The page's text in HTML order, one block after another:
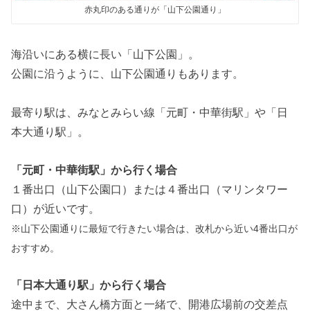
赤丸印のある通りが「山下公園通り」
海沿いにある横に長い「山下公園」。
公園に沿うように、山下公園通りもあります。
最寄り駅は、みなとみらい線「元町・中華街駅」や「日
本大通り駅」。
「元町・中華街駅」から行く場合
１番出口（山下公園口）または４番出口（マリンタワー
口）が近いです。
※山下公園通りに最短で行きたい場合は、改札から近い4番出口が
おすすめ。
「日本大通り駅」から行く場合
途中まで、大さん橋方面と一緒で、開港広場前の交差点